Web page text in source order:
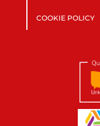
COOKIE POLICY